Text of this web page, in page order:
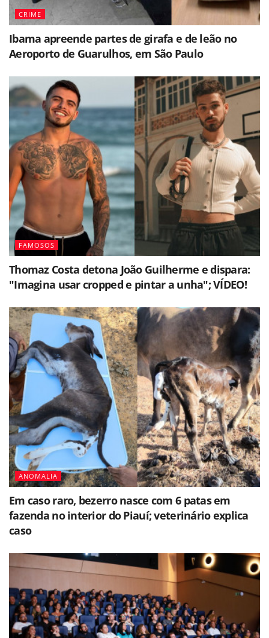
CRIME
Ibama apreende partes de girafa e de leão no
Aeroporto de Guarulhos, em São Paulo
FAMOSOS
Thomaz Costa detona João Guilherme e dispara:
"Imagina usar cropped e pintar a unha"; VÍDEO!
ANOMALIA
Em caso raro, bezerro nasce com 6 patas em
fazenda no interior do Piauí; veterinário explica
caso